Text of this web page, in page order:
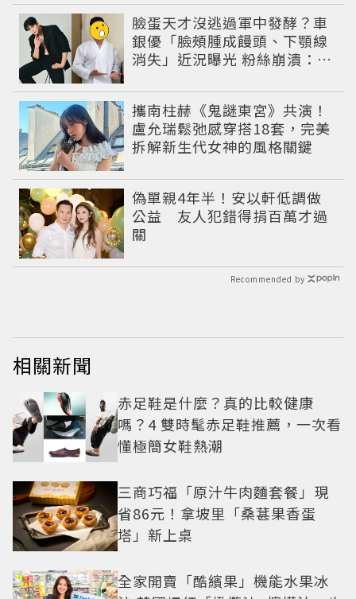
臉蛋天才沒逃過軍中發酵？車
銀優「臉頰腫成饅頭、下顎線
消失」近況曝光 粉絲崩潰：空
攜南柱赫《鬼謎東宮》共演！
盧允瑞鬆弛感穿搭18套，完美
拆解新生代女神的風格關鍵
偽單親4年半！安以軒低調做
公益 友人犯錯得捐百萬才過
關
Recommended by
相關新聞
赤足鞋是什麼？真的比較健康
嗎？4 雙時髦赤足鞋推薦，一次看
懂極簡女鞋熱潮
三商巧福「原汁牛肉麵套餐」現
省86元！拿坡里「桑葚果香蛋
塔」新上桌
全家開賣「酷繽果」機能水果冰